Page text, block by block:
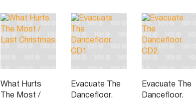
What Hurts
The Most /
Evacuate The
Dancefloor.
Evacuate The
Dancefloor.